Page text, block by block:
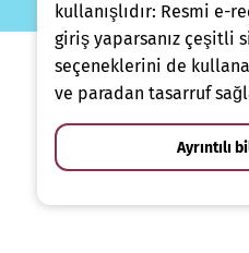
kullanışlıdır: Resmi e-
giriş yaparsanız çeşitli
seçeneklerini de
ve paradan tasarruf
Ayrıntılı